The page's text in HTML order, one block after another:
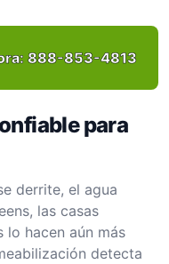
888-853-4813
para
derrite, el agua
las casas
lo hacen aún más
detecta